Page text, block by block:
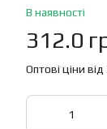
В наявності
312.0
Оптові ціни